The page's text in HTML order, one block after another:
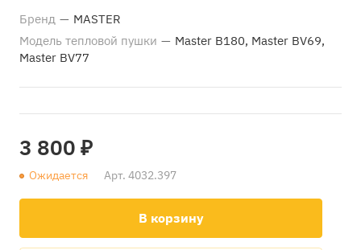
Бренд — MASTER
Модель тепловой пушки — Master B180, Master BV69,
Master BV77
3 800 ₽
Ожидается Арт. 4032.397
В корзину